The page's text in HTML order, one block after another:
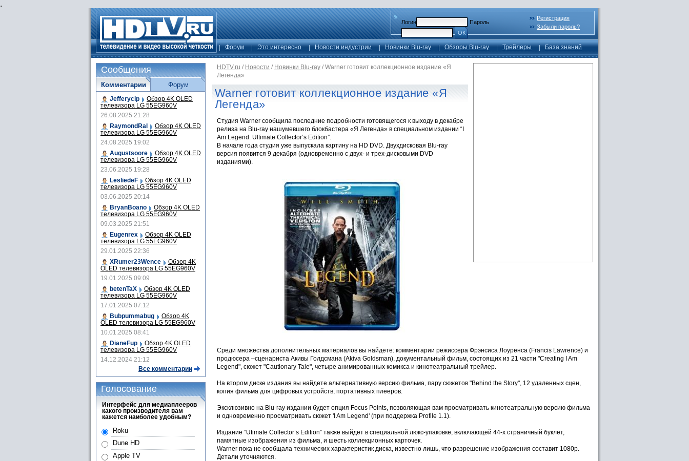
.
Логин
Пароль
ОК
Регистрация
Забыли пароль?
Форум Это интересно Новости индустрии Новинки Blu-ray Обзоры Blu-ray Трейлеры База знаний
HDTV.ru / Новости / Новинки Blu-ray / Warner готовит коллекционное издание «Я
Легенда»
Warner готовит коллекционное издание «Я
Легенда»
Студия Warner сообщила последние подробности готовящегося к выходу в декабре
релиза на Blu-ray нашумевшего блокбастера «Я Легенда» в специальном издании “I
Am Legend: Ultimate Collector’s Edition”.
В начале года студия уже выпускала картину на HD DVD. Двухдисковая Blu-ray
версия появится 9 декабря (одновременно с двух- и трех-дисковыми DVD
изданиями).
Среди множества дополнительных материалов вы найдете: комментарии режиссера Фрэнсиса Лоуренса (Francis Lawrence) и
продюсера –сценариста Акивы Голдсмана (Akiva Goldsman), документальный фильм, состоящих из 21 части "Creating I Am
Legend", сюжет "Cautionary Tale", четыре анимированных комикса и кинотеатральный трейлер.
На втором диске издания вы найдете альтернативную версию фильма, пару сюжетов "Behind the Story", 12 удаленных сцен,
копия фильма для цифровых устройств, портативных плееров.
Эксклюзивно на Blu-ray издании будет опция Focus Points, позволяющая вам просматривать кинотеатральную версию фильма
и одновременно просматривать сюжет 'I Am Legend' (при поддержка Profile 1.1).
Издание “Utimate Collector’s Edition” также выйдет в специальной люкс-упаковке, включающей 44-х страничный буклет,
памятные изображения из фильма, и шесть коллекционных карточек.
Warner пока не сообщала технических характеристик диска, известно лишь, что разрешение изображения составит 1080p.
Детали уточняются.
Сообщения
Комментарии
Jefferycip Обзор 4K OLED
телевизора LG 55EG960V
26.08.2025 21:28
RaymondRal
Обзор 4K OLED
телевизора LG 55EG960V
24.08.2025 19:02
Augustsoore
Обзор 4K OLED
телевизора LG 55EG960V
23.06.2025 19:28
LesliedeF
Обзор 4K OLED
телевизора LG 55EG960V
03.06.2025 20:14
BryanBoano
Обзор 4K OLED
телевизора LG 55EG960V
09.03.2025 21:51
Eugenrex
Обзор 4K OLED
телевизора LG 55EG960V
29.01.2025 22:36
XRumer23Wence
Обзор 4K
OLED телевизора LG 55EG960V
19.01.2025 09:09
betenTaX
Обзор 4K OLED
телевизора LG 55EG960V
17.01.2025 07:12
Bubpummabug
Обзор 4K
OLED телевизора LG 55EG960V
10.01.2025 08:41
DianeFup
Обзор 4K OLED
телевизора LG 55EG960V
14.12.2024 21:12
Все комментарии
Форум
Голосование
Интерфейс для медиаплееров
какого производителя вам
кажется наиболее удобным?
Roku
Dune HD
Apple TV